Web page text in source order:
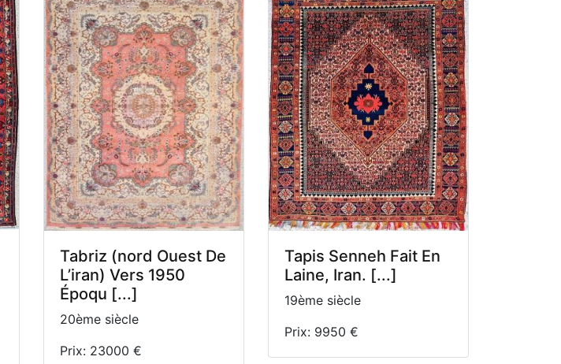
Tabriz (nord Ouest De
L’iran) Vers 1950
Époqu [...]
20ème siècle
Prix: 23000 €
Tapis Senneh Fait En
Laine, Iran. [...]
19ème siècle
Prix: 9950 €